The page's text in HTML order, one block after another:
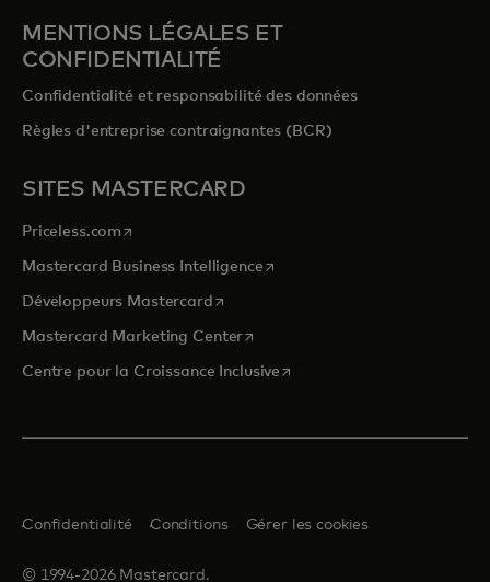
MENTIONS LÉGALES ET
CONFIDENTIALITÉ
Confidentialité et responsabilité des données
Règles d'entreprise contraignantes (BCR)
SITES MASTERCARD
Priceless.com s’ouvre dans un nouvel onglet
Mastercard Business Intelligences’ouvre dans un nouvel onglet
Développeurs Mastercards’ouvre dans un nouvel onglet
Mastercard Marketing Centers’ouvre dans un nouvel onglet
Centre pour la Croissance Inclusive s’ouvre dans un nouvel
© 1994-2026 Mastercard.
Confidentialité Conditions Gérer les cookies